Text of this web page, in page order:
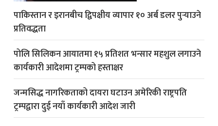
पाकिस्तान र इरानबीच द्विपक्षीय व्यापार १० अर्ब डलर पुर्‍याउने
प्रतिवद्धता
पोलि सिलिकन आयातमा १५ प्रतिशत भन्सार महशुल लगाउने
कार्यकारी आदेशमा ट्रम्पको हस्ताक्षर
जन्मसिद्ध नागरिकताको दायरा घटाउन अमेरिकी राष्ट्रपति
ट्रम्पद्वारा दुई नयाँ कार्यकारी आदेश जारी